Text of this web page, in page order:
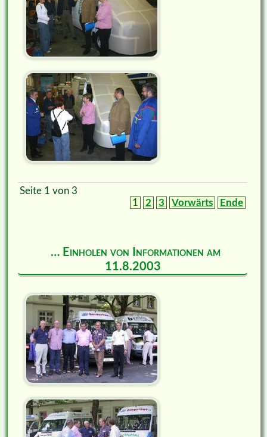
Seite 1 von 3
1
2 3 Vorwärts Ende
… Einholen von Informationen am
11.8.2003